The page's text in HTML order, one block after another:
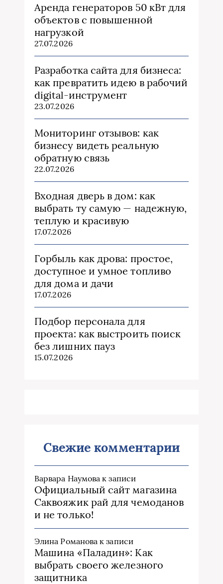
Аренда генераторов 50 кВт для
объектов с повышенной
нагрузкой
27.07.2026
Разработка сайта для бизнеса:
как превратить идею в рабочий
digital-инструмент
23.07.2026
Мониторинг отзывов: как
бизнесу видеть реальную
обратную связь
22.07.2026
Входная дверь в дом: как
выбрать ту самую — надежную,
теплую и красивую
17.07.2026
Горбыль как дрова: простое,
доступное и умное топливо
для дома и дачи
17.07.2026
Подбор персонала для
проекта: как выстроить поиск
без лишних пауз
15.07.2026
Свежие комментарии
Варвара Наумова к записи
Официальный сайт магазина
Саквояжик рай для чемоданов
и не только!
Элина Романова к записи
Машина «Паладин»: Как
выбрать своего железного
защитника